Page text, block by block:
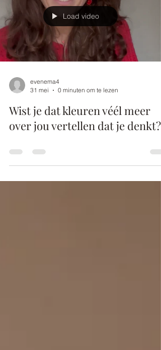
Load video
evenema4
31 mei
0 minuten om te lezen
Wist je dat kleuren véél meer
over jou vertellen dat je denkt?